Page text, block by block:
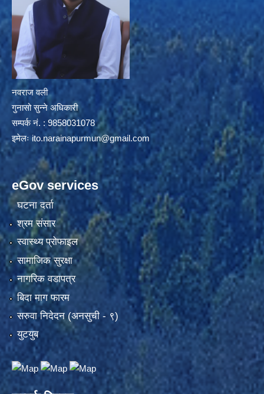
नवराज वली
गुनासो सुन्ने अधिकारी
सम्पर्क नं. : 9858031078
इमेलःito.narainapurmun@gmail.com
eGov services
घटना दर्ता
श्रम संसार
स्वास्थ्य प्रोफाइल
सामाजिक सुरक्षा
नागरिक वडापत्र
बिदा माग फारम
सरुवा निदेदन (अनसुची - ९)
युटयुब